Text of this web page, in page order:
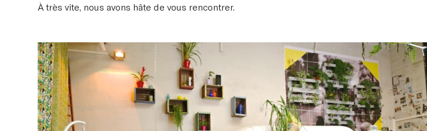
À très vite, nous avons hâte de vous rencontrer.